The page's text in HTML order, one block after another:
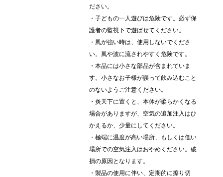
ださい。
・子どもの一人遊びは危険です。必ず保
護者の監視下で遊ばせてください。
・風が強い時は、使用しないでくださ
い。風や波に流されやすく危険です。
・本品には小さな部品が含まれていま
す。小さなお子様が誤って飲み込むこと
のないようご注意ください。
・炎天下に置くと、本体が柔らかくなる
場合がありますが、空気の追加注入はひ
かえるか、少量にしてください。
・極端に温度が高い場所、もしくは低い
場所での空気注入はおやめください。破
損の原因となります。
・製品の使用に伴い、定期的に擦り切